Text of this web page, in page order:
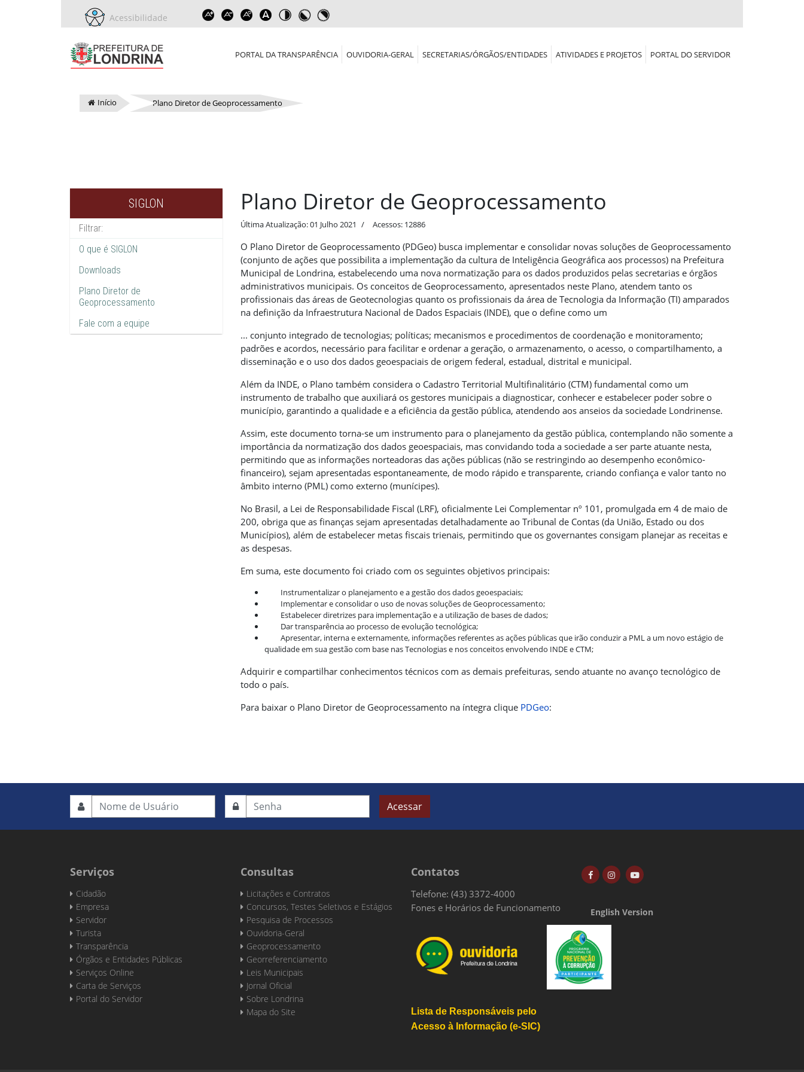
Acessibilidade
PORTAL DA TRANSPARÊNCIA OUVIDORIA-GERAL SECRETARIAS/ÓRGÃOS/ENTIDADES ATIVIDADES E PROJETOS PORTAL DO SERVIDOR
Início Plano Diretor de Geoprocessamento
SIGLON
O que é SIGLON
Downloads
Plano Diretor de
Geoprocessamento
Fale com a equipe
Plano Diretor de Geoprocessamento
Última Atualização: 01 Julho 2021 Acessos: 12886
O Plano Diretor de Geoprocessamento (PDGeo) busca implementar e consolidar novas soluções de Geoprocessamento
(conjunto de ações que possibilita a implementação da cultura de Inteligência Geográfica aos processos) na Prefeitura
Municipal de Londrina, estabelecendo uma nova normatização para os dados produzidos pelas secretarias e órgãos
administrativos municipais. Os conceitos de Geoprocessamento, apresentados neste Plano, atendem tanto os
profissionais das áreas de Geotecnologias quanto os profissionais da área de Tecnologia da Informação (TI) amparados
na definição da Infraestrutura Nacional de Dados Espaciais (INDE), que o define como um
... conjunto integrado de tecnologias; políticas; mecanismos e procedimentos de coordenação e monitoramento;
padrões e acordos, necessário para facilitar e ordenar a geração, o armazenamento, o acesso, o compartilhamento, a
disseminação e o uso dos dados geoespaciais de origem federal, estadual, distrital e municipal.
Além da INDE, o Plano também considera o Cadastro Territorial Multifinalitário (CTM) fundamental como um
instrumento de trabalho que auxiliará os gestores municipais a diagnosticar, conhecer e estabelecer poder sobre o
município, garantindo a qualidade e a eficiência da gestão pública, atendendo aos anseios da sociedade Londrinense.
Assim, este documento torna-se um instrumento para o planejamento da gestão pública, contemplando não somente a
importância da normatização dos dados geoespaciais, mas convidando toda a sociedade a ser parte atuante nesta,
permitindo que as informações norteadoras das ações públicas (não se restringindo ao desempenho econômico-
financeiro), sejam apresentadas espontaneamente, de modo rápido e transparente, criando confiança e valor tanto no
âmbito interno (PML) como externo (munícipes).
No Brasil, a Lei de Responsabilidade Fiscal (LRF), oficialmente Lei Complementar nº 101, promulgada em 4 de maio de
200, obriga que as finanças sejam apresentadas detalhadamente ao Tribunal de Contas (da União, Estado ou dos
Municípios), além de estabelecer metas fiscais trienais, permitindo que os governantes consigam planejar as receitas e
as despesas.
Em suma, este documento foi criado com os seguintes objetivos principais:
Instrumentalizar o planejamento e a gestão dos dados geoespaciais;
Implementar e consolidar o uso de novas soluções de Geoprocessamento;
Estabelecer diretrizes para implementação e a utilização de bases de dados;
Dar transparência ao processo de evolução tecnológica;
Apresentar, interna e externamente, informações referentes as ações públicas que irão conduzir a PML a um novo estágio de
qualidade em sua gestão com base nas Tecnologias e nos conceitos envolvendo INDE e CTM;
Adquirir e compartilhar conhecimentos técnicos com as demais prefeituras, sendo atuante no avanço tecnológico de
todo o país.
Para baixar o Plano Diretor de Geoprocessamento na íntegra clique PDGeo:
Acessar
Serviços
Cidadão
Empresa
Servidor
Turista
Transparência
Órgãos e Entidades Públicas
Serviços Online
Carta de Serviços
Portal do Servidor
Consultas
Licitações e Contratos
Concursos, Testes Seletivos e Estágios
Pesquisa de Processos
Ouvidoria-Geral
Geoprocessamento
Georreferenciamento
Leis Municipais
Jornal Oficial
Sobre Londrina
Mapa do Site
Contatos
Telefone: (43) 3372-4000
Fones e Horários de Funcionamento
Lista de Responsáveis pelo
Acesso à Informação (e-SIC)
English Version